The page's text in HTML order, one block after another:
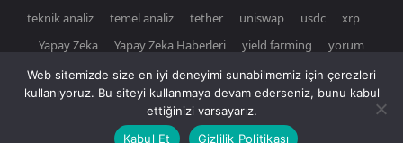
teknik analiz
temel analiz tether uniswap usdc
xrp
Yapay Zeka
Yapay Zeka Haberleri yield farming yorum
© Newspaper WordPress Theme by TagDiv
Web sitemizde size en iyi deneyimi sunabilmemiz için çerezleri
kullanıyoruz. Bu siteyi kullanmaya devam ederseniz, bunu kabul
ettiğinizi varsayarız.
Kabul Et
Gizlilik Politikası